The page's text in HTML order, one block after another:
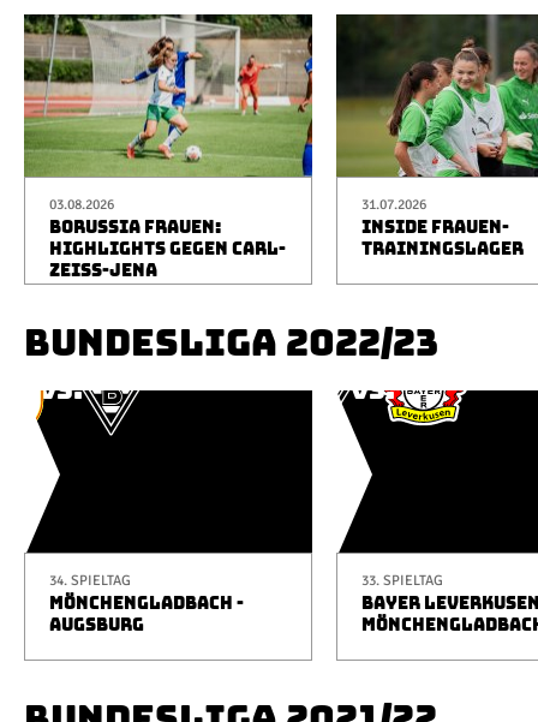
03.08.2026
BORUSSIA FRAUEN:
HIGHLIGHTS GEGEN CARL-
ZEISS-JENA
31.07.2026
INSIDE FRAUEN-
TRAININGSLAGER
BUNDESLIGA 2022/23
34. SPIELTAG
MÖNCHENGLADBACH -
AUGSBURG
33. SPIELTAG
BAYER